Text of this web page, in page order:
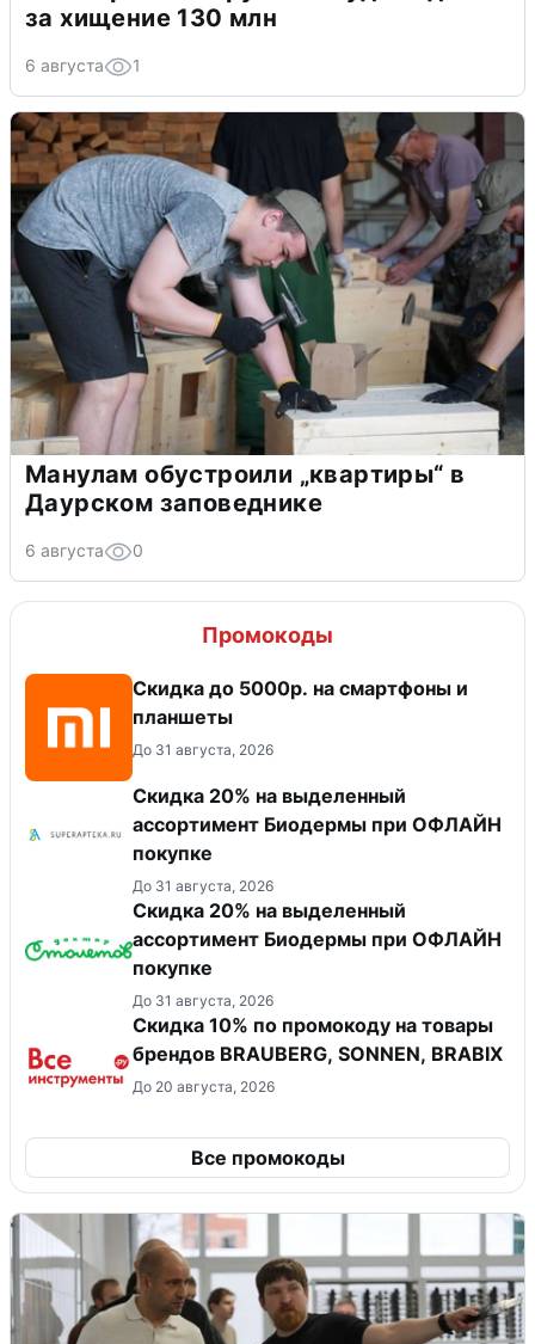
за хищение 130 млн
6 августа 1
Манулам обустроили „квартиры“ в
Даурском заповеднике
6 августа 0
Промокоды
Скидка до 5000р. на смартфоны и
планшеты
До 31 августа, 2026
Скидка 20% на выделенный
ассортимент Биодермы при ОФЛАЙН
покупке
До 31 августа, 2026
Скидка 20% на выделенный
ассортимент Биодермы при ОФЛАЙН
покупке
До 31 августа, 2026
Скидка 10% по промокоду на товары
брендов BRAUBERG, SONNEN, BRABIX
До 20 августа, 2026
Все промокоды